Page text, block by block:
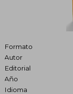
Formato
Autor
Editorial
Año
Idioma